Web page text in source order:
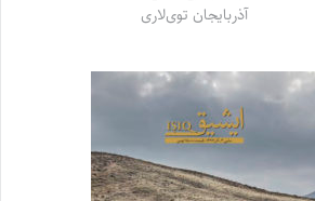
آذربایجان توی‌لاری